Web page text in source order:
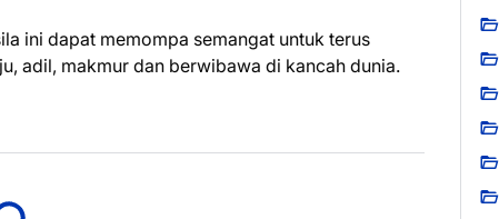
ini dapat memompa semangat untuk terus
adil, makmur dan berwibawa di kancah dunia.